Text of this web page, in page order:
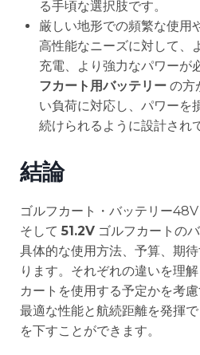
る手頃な選択肢です。
厳しい地形での頻繁な使用
高性能なニーズに対して、
充電、より強力なパワーが
フカート用バッテリー の方
い負荷に対応し、パワーを
続けられるように設計され
結論
ゴルフカート・バッテリー48V
そして 51.2V ゴルフカートの
具体的な使用方法、予算、期
ります。それぞれの違いを理
カートを使用する予定かを考
最適な性能と航続距離を発揮
を下すことができます。